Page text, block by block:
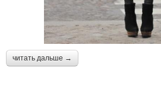
читать дальше →